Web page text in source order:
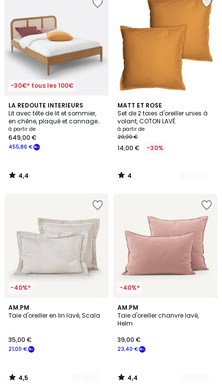
-30€* tous les 100€
LA REDOUTE INTERIEURS
Lit avec tête de lit et sommier,
en chêne, plaqué et cannage
de rotin, MADARA
à partir de
455,86 €
649,00 €
4,4
/ 5
4,4
/
MATT ET ROSE
Set de 2 taies d'oreiller unies à
volant, COTON LAVÉ
à partir de
20,00 €
14,00 € -30%
4
/
5
9
Couleurs
4
/
-40%*
AM.PM
Taie d'oreiller en lin lavé, Scala
21,00 €
35,00 €
4,5
/ 5
2
Couleurs
4,5
/
-40%*
AM.PM
Taie d'oreiller chanvre lavé,
Helm
23,40 €
39,00 €
4,4
/ 5
10
Couleurs
4,4
/